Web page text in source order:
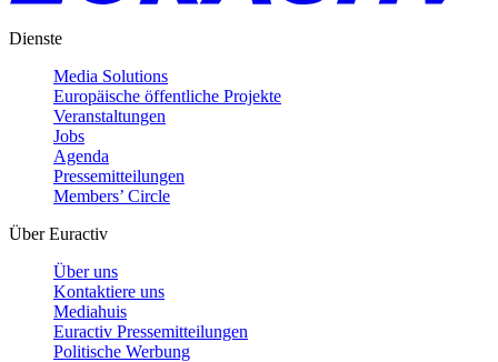
Dienste
Media Solutions
Europäische öffentliche Projekte
Veranstaltungen
Jobs
Agenda
Pressemitteilungen
Members’ Circle
Über Euractiv
Über uns
Kontaktiere uns
Mediahuis
Euractiv Pressemitteilungen
Politische Werbung